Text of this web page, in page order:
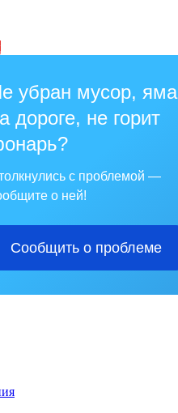
убран мусор, яма
дороге, не горит
с проблемой —
о ней!
Сообщить о проблеме